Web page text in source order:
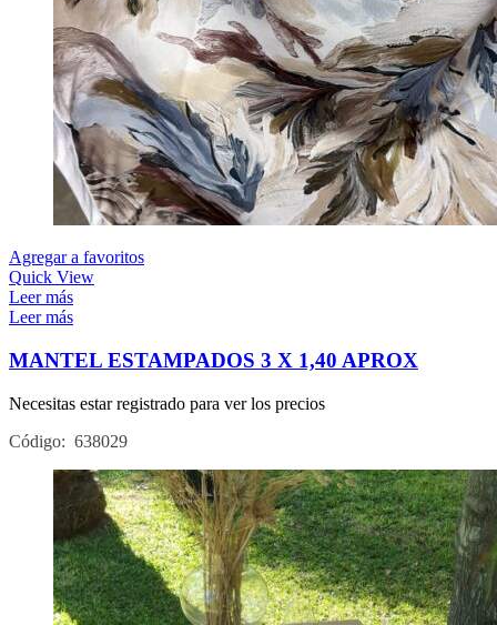
Agregar a favoritos
Quick View
Leer más
Leer más
MANTEL ESTAMPADOS 3 X 1,40 APROX
Necesitas estar registrado para ver los precios
Código: 638029